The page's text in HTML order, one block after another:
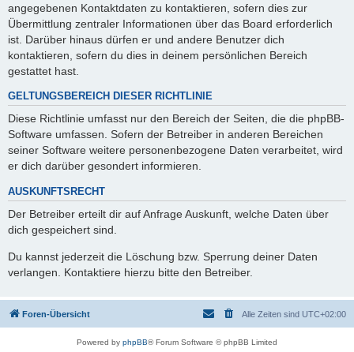
angegebenen Kontaktdaten zu kontaktieren, sofern dies zur
Übermittlung zentraler Informationen über das Board erforderlich
ist. Darüber hinaus dürfen er und andere Benutzer dich
kontaktieren, sofern du dies in deinem persönlichen Bereich
gestattet hast.
GELTUNGSBEREICH DIESER RICHTLINIE
Diese Richtlinie umfasst nur den Bereich der Seiten, die die phpBB-
Software umfassen. Sofern der Betreiber in anderen Bereichen
seiner Software weitere personenbezogene Daten verarbeitet, wird
er dich darüber gesondert informieren.
AUSKUNFTSRECHT
Der Betreiber erteilt dir auf Anfrage Auskunft, welche Daten über
dich gespeichert sind.
Du kannst jederzeit die Löschung bzw. Sperrung deiner Daten
verlangen. Kontaktiere hierzu bitte den Betreiber.
Foren-Übersicht Alle Zeiten sind UTC+02:00
Powered by phpBB® Forum Software © phpBB Limited